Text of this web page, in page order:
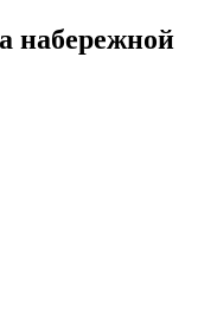
набережной